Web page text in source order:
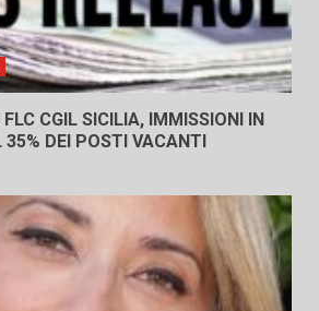
CGIL SICILIA, IMMISSIONI IN
35% DEI POSTI VACANTI